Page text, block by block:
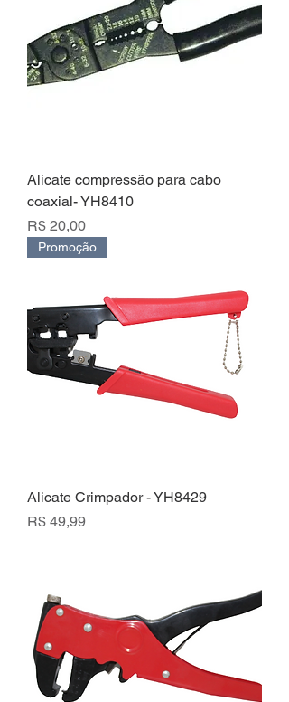
Alicate compressão para cabo
coaxial- YH8410
Preço
R$ 20,00
Promoção
Alicate Crimpador - YH8429
Preço
R$ 49,99